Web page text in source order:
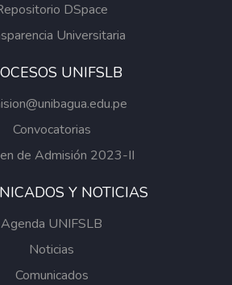
DSpace
Universitaria
UNIFSLB
Convocatorias
de Admisión 2023-II
Y NOTICIAS
Agenda UNIFSLB
Noticias
Comunicados